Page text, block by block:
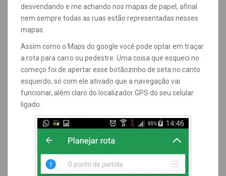
desvendando e me achando nos mapas de papel, afinal
nem sempre todas as ruas estão representadas nesses
mapas.
Assim como o Maps do google você pode optar em traçar
a rota para carro ou pedestre. Uma coisa que esqueci no
começo foi de apertar esse botãozinho de seta no canto
esquerdo, só com ele ativado que a navegação vai
funcionar, além claro do localizador GPS do seu celular
ligado.